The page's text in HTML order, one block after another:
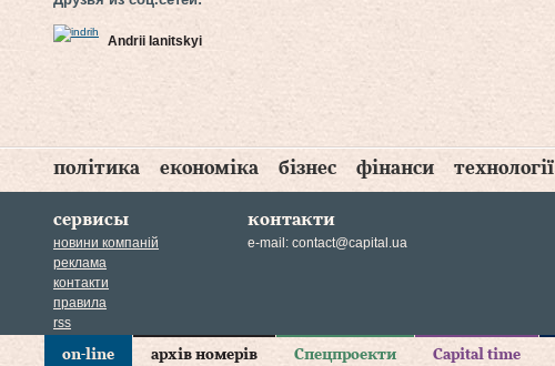
Andrii Ianitskyi
політика економіка бізнес фінанси технології
сервисы
новини компаній
реклама
контакти
правила
rss
контакти
e-mail: contact@capital.ua
on-line архів номерів Спецпроекти Capital time